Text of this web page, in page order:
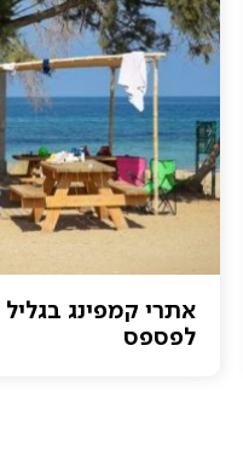
אתרי קמפינג
לפספס